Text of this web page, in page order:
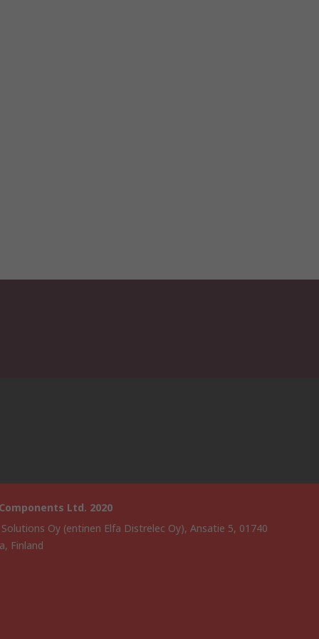
Ltd. 2020
Solutions Oy (entinen Elfa Distrelec Oy), Ansatie 5, 01740
Finland